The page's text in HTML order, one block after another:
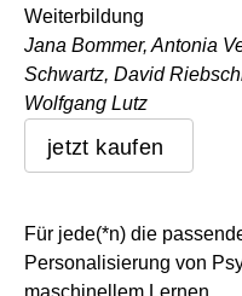
Weiterbildung
Jana Bommer, Antonia
Schwartz, David
Wolfgang Lutz
jetzt kaufen
Für jede(*n) die
Personalisierung von
maschinellem Lernen